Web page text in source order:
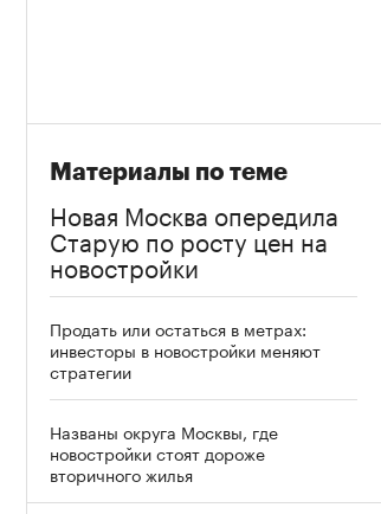
Материалы по теме
Новая Москва опередила
Старую по росту цен на
новостройки
Продать или остаться в метрах:
инвесторы в новостройки меняют
стратегии
Названы округа Москвы, где
новостройки стоят дороже
вторичного жилья